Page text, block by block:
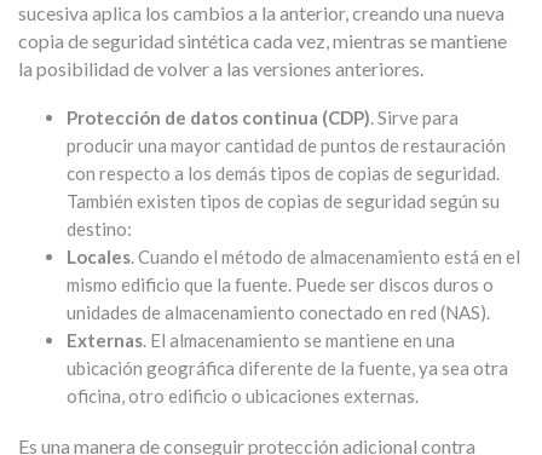
sucesiva aplica los cambios a la anterior, creando una nueva
copia de seguridad sintética cada vez, mientras se mantiene
la posibilidad de volver a las versiones anteriores.
Protección de datos continua (CDP). Sirve para
producir una mayor cantidad de puntos de restauración
con respecto a los demás tipos de copias de seguridad.
También existen tipos de copias de seguridad según su
destino:
Locales. Cuando el método de almacenamiento está en el
mismo edificio que la fuente. Puede ser discos duros o
unidades de almacenamiento conectado en red (NAS).
Externas. El almacenamiento se mantiene en una
ubicación geográfica diferente de la fuente, ya sea otra
oficina, otro edificio o ubicaciones externas.
Es una manera de conseguir protección adicional contra